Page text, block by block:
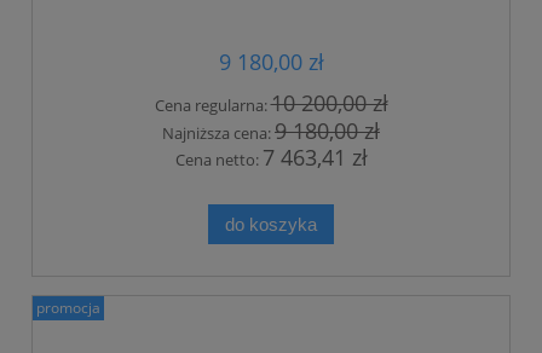
9 180,00 zł
Cena regularna:10 200,00 zł
Najniższa cena:9 180,00 zł
Cena netto: 7 463,41 zł
do koszyka
promocja